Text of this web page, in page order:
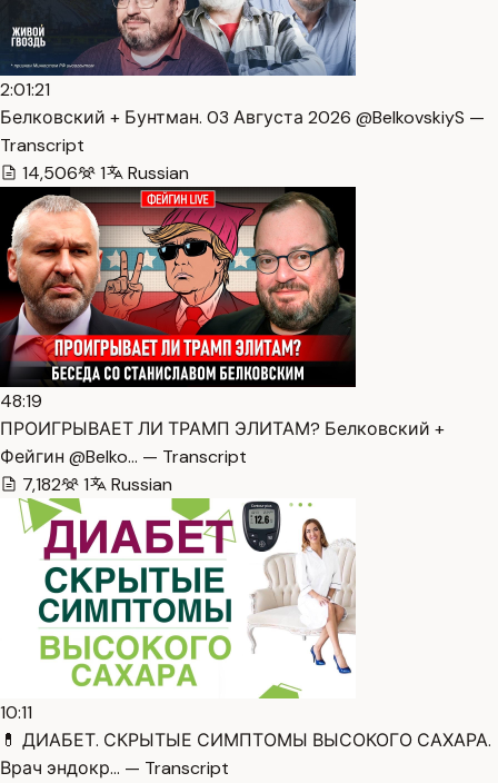
2:01:21
Белковский + Бунтман. 03 Августа 2026 @BelkovskiyS —
Transcript
14,506
1 Russian
48:19
ПРОИГРЫВАЕТ ЛИ ТРАМП ЭЛИТАМ? Белковский +
Фейгин @Belko… — Transcript
7,182
1 Russian
10:11
💊 ДИАБЕТ. СКРЫТЫЕ СИМПТОМЫ ВЫСОКОГО САХАРА.
Врач эндокр… — Transcript